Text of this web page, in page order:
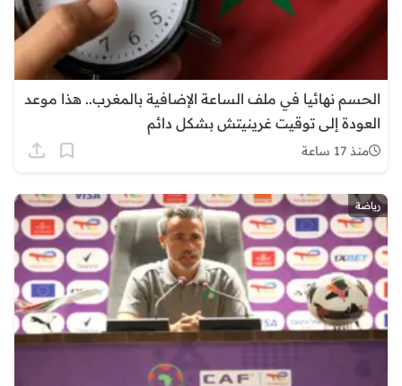
الحسم نهائيا في ملف الساعة الإضافية بالمغرب.. هذا موعد
العودة إلى توقيت غرينيتش بشكل دائم
منذ 17 ساعة
رياضة